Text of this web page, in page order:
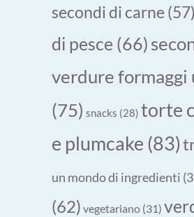
secondi di carne (57)
di pesce (66)
verdure formaggi
(75) snacks (28) torte
e plumcake (83)
un mondo di ingredienti
(62) vegetariano (31)